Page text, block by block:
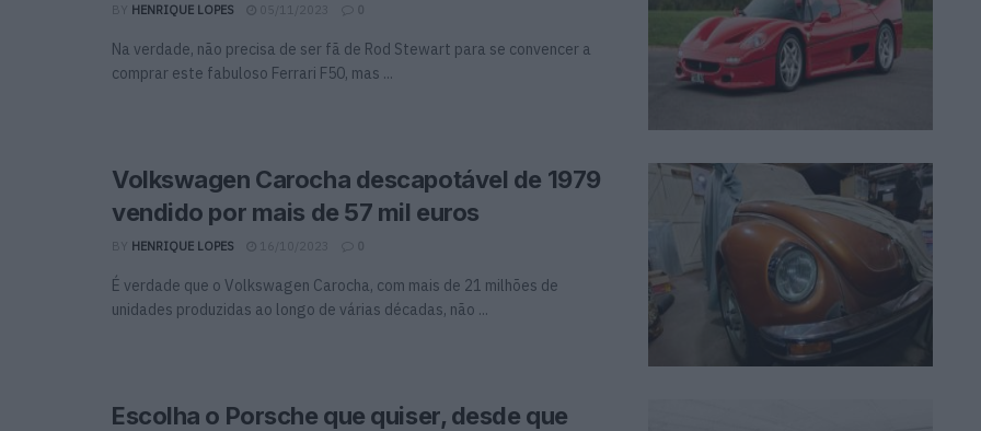
BY HENRIQUE LOPES 0
Na verdade, não precisa de ser fã de Rod Stewart para se convencer a
comprar este fabuloso Ferrari F50, mas ...
Volkswagen Carocha descapotável de 1979
vendido por mais de 57 mil euros
BY HENRIQUE LOPES 0
É verdade que o Volkswagen Carocha, com mais de 21 milhões de
unidades produzidas ao longo de várias décadas, não ...
Escolha o Porsche que quiser, desde que